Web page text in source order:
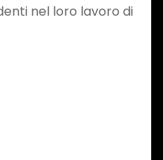
nel loro lavoro di